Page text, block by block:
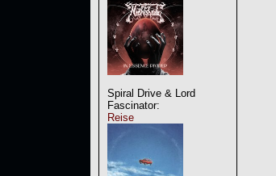
Spiral Drive & Lord
Fascinator:
Reise